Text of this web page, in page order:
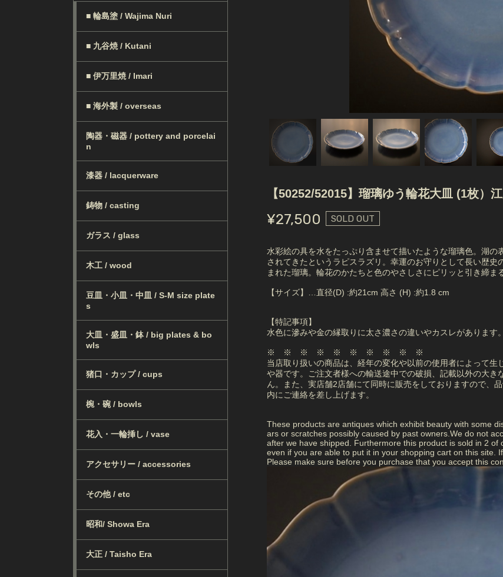
■ 輪島塗 / Wajima Nuri
■ 九谷焼 / Kutani
■ 伊万里焼 / Imari
■ 海外製 / overseas
陶器・磁器 / pottery and porcelai
n
漆器 / lacquerware
鋳物 / casting
ガラス / glass
木工 / wood
豆皿・小皿・中皿 / S-M size plate
s
大皿・盛皿・鉢 / big plates & bo
wls
猪口・カップ / cups
椀・碗 / bowls
花入・一輪挿し / vase
アクセサリー / accessories
その他 / etc
昭和/ Showa Era
大正 / Taisho Era
【50252/52015】瑠璃ゆう輪花大皿 (1枚
¥27,500 SOLD OUT
水彩絵の具を水をたっぷり含ませて描いたような瑠璃色。湖
されてきたというラピスラズリ。幸運のお守りとして長い歴
まれた瑠璃。輪花のかたちと色のやさしさにピリッと引き締ま
【サイズ】…直径(D) :約21cm 高さ (H) :約1.8 cm
【特記事項】
水色に滲みや金の縁取りに太さ濃さの違いやカスレがあります。
※ ※ ※ ※ ※ ※ ※ ※ ※ ※
当店取り扱いの商品は、経年の変化や以前の使用者によって
や器です。ご注文者様への輸送途中での破損、記載以外の大
ん。また、実店舗2店舗にて同時に販売をしておりますので、
内にご連絡を差し上げます。
These products are antiques which exhibit beauty with some
ars or scratches possibly caused by past owners.We do not
after we have shipped. Furthermore this product is sold in 2
even if you are able to put it in your shopping cart on this site.
Please make sure before you purchase that you accept this